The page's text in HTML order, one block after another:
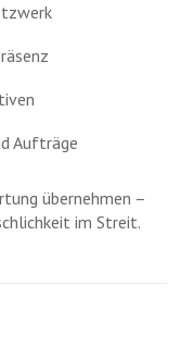
Aufträge
übernehmen –
im Streit.